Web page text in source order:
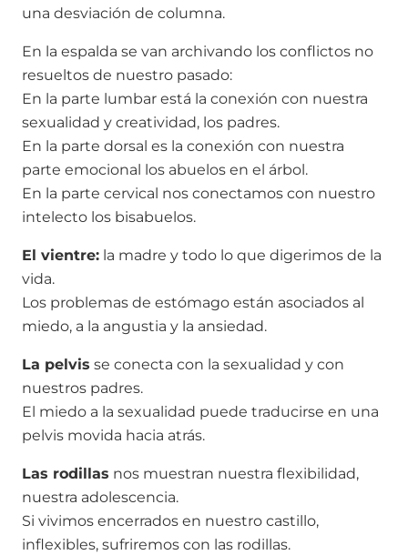
una desviación de columna.
En la espalda se van archivando los conflictos no
resueltos de nuestro pasado:
En la parte lumbar está la conexión con nuestra
sexualidad y creatividad, los padres.
En la parte dorsal es la conexión con nuestra
parte emocional los abuelos en el árbol.
En la parte cervical nos conectamos con nuestro
intelecto los bisabuelos.
El vientre: la madre y todo lo que digerimos de la
vida.
Los problemas de estómago están asociados al
miedo, a la angustia y la ansiedad.
La pelvis se conecta con la sexualidad y con
nuestros padres.
El miedo a la sexualidad puede traducirse en una
pelvis movida hacia atrás.
Las rodillas nos muestran nuestra flexibilidad,
nuestra adolescencia.
Si vivimos encerrados en nuestro castillo,
inflexibles, sufriremos con las rodillas.